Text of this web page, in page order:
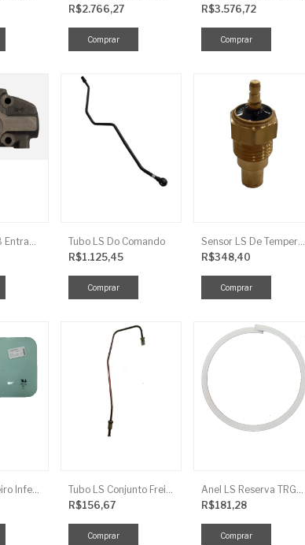
R$2.766,27
R$3.576,72
Tampa LS SD8 Entrada TRG 827
Tubo LS Do Comando
R$1.125,45
Sensor LS De Temperatura TRG750
R$348,40
Vidro LS Traseiro Inferior
Tubo LS Conjunto Freio LD F G670
R$156,67
Anel LS Reserva TRG826
R$181,28